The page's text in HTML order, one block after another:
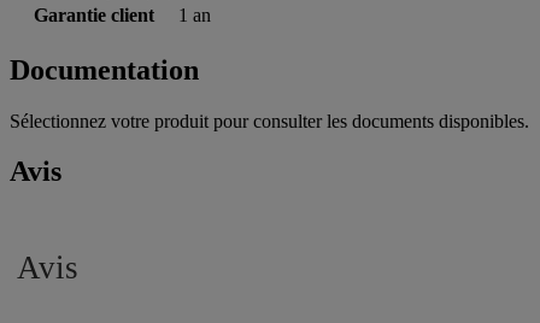
Garantie client
1 an
Documentation
Sélectionnez votre produit pour consulter les documents disponibles.
Avis